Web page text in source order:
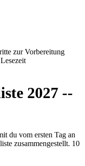
2027 --
du vom ersten Tag an
zusammengestellt. 10